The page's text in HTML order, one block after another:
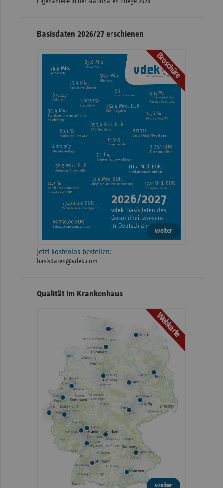
Eigenanteile in der stationären Pflege 2026
Basisdaten 2026/27 erschienen
Broschüre
weiter
Jetzt kostenlos bestellen:
basisdaten@vdek.com
Qualität im Krankenhaus
Webkarte
weiter